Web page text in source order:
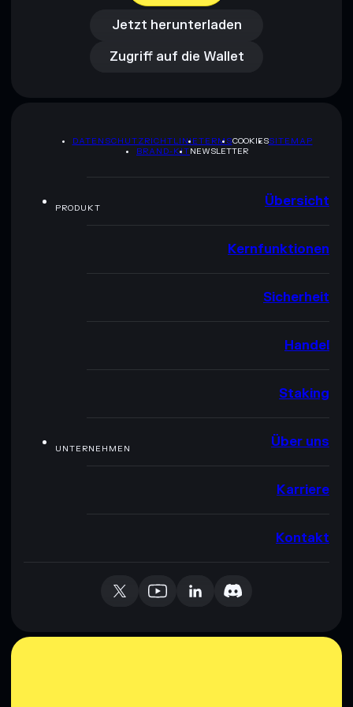
Jetzt herunterladen
Zugriff auf die Wallet
Zugriff auf die Wallet
DATENSCHUTZRICHTLINIETERMSCOOKIESSITEMAP
BRAND-KITNEWSLETTER
PRODUKT Übersicht
Kernfunktionen
Sicherheit
Handel
Staking
UNTERNEHMEN Über uns
Karriere
Kontakt